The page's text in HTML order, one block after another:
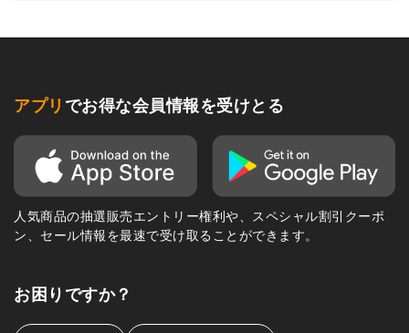
アプリ でお得な会員情報を受けとる
人気商品の抽選販売エントリー権利や、スペシャル割引クーポ
ン、セール情報を最速で受け取ることができます。
お困りですか？